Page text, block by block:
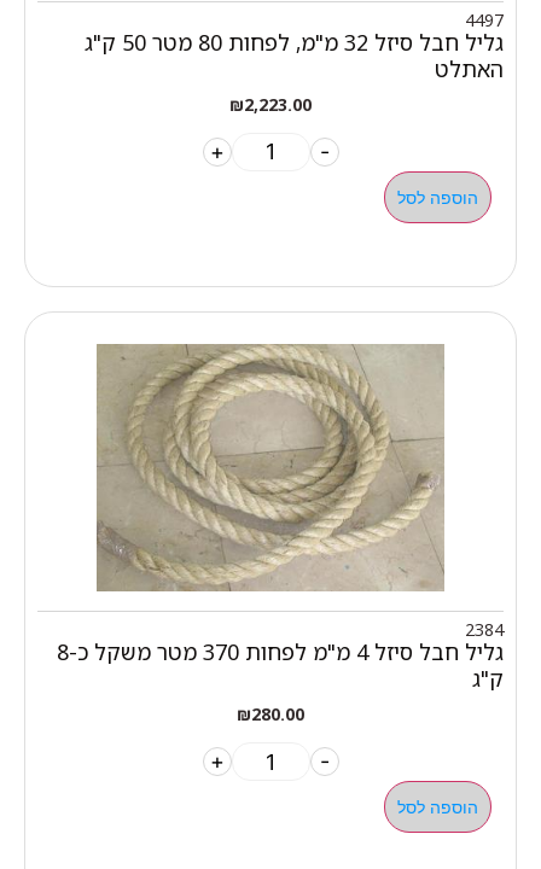
4497
גליל חבל סיזל 32 מ"מ, לפחות 80 מטר 50 ק"ג
האתלט
₪2,223.00
-
+
הוספה לסל
2384
גליל חבל סיזל 4 מ"מ לפחות 370 מטר משקל כ-8
ק"ג
₪280.00
-
+
הוספה לסל